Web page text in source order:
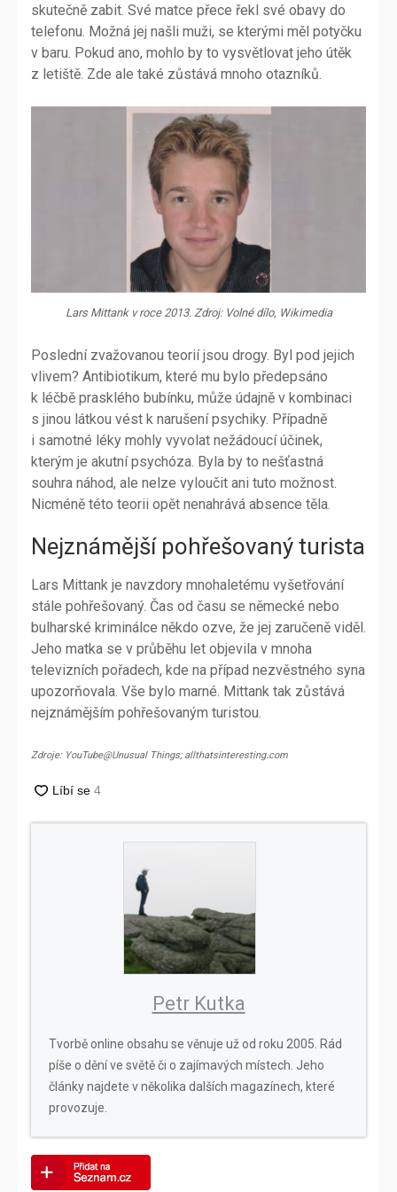
skutečně zabit. Své matce přece řekl své obavy do
telefonu. Možná jej našli muži, se kterými měl potyčku
v baru. Pokud ano, mohlo by to vysvětlovat jeho útěk
z letiště. Zde ale také zůstává mnoho otazníků.
Lars Mittank v roce 2013. Zdroj: Volné dílo, Wikimedia
Poslední zvažovanou teorií jsou drogy. Byl pod jejich
vlivem? Antibiotikum, které mu bylo předepsáno
k léčbě prasklého bubínku, může údajně v kombinaci
s jinou látkou vést k narušení psychiky. Případně
i samotné léky mohly vyvolat nežádoucí účinek,
kterým je akutní psychóza. Byla by to nešťastná
souhra náhod, ale nelze vyloučit ani tuto možnost.
Nicméně této teorii opět nenahrává absence těla.
Nejznámější pohřešovaný turista
Lars Mittank je navzdory mnohaletému vyšetřování
stále pohřešovaný. Čas od času se německé nebo
bulharské kriminálce někdo ozve, že jej zaručeně viděl.
Jeho matka se v průběhu let objevila v mnoha
televizních pořadech, kde na případ nezvěstného syna
upozorňovala. Vše bylo marné. Mittank tak zůstává
nejznámějším pohřešovaným turistou.
Zdroje: YouTube@Unusual Things; allthatsinteresting.com
Petr Kutka
Tvorbě online obsahu se věnuje už od roku 2005. Rád
píše o dění ve světě či o zajímavých místech. Jeho
články najdete v několika dalších magazínech, které
provozuje.